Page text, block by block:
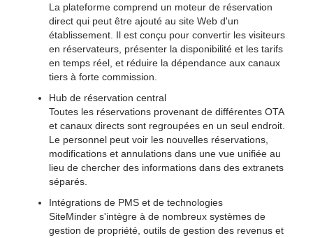
La plateforme comprend un moteur de réservation
direct qui peut être ajouté au site Web d'un
établissement. Il est conçu pour convertir les visiteurs
en réservateurs, présenter la disponibilité et les tarifs
en temps réel, et réduire la dépendance aux canaux
tiers à forte commission.
Hub de réservation central
Toutes les réservations provenant de différentes OTA
et canaux directs sont regroupées en un seul endroit.
Le personnel peut voir les nouvelles réservations,
modifications et annulations dans une vue unifiée au
lieu de chercher des informations dans des extranets
séparés.
Intégrations de PMS et de technologies
SiteMinder s'intègre à de nombreux systèmes de
gestion de propriété, outils de gestion des revenus et